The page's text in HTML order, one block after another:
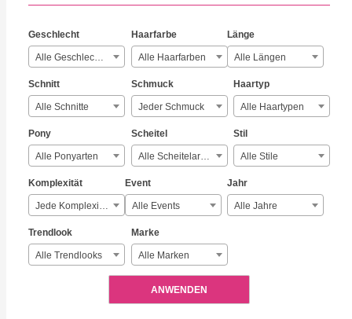
Geschlecht
Alle Geschlechter
Haarfarbe
Alle Haarfarben
Länge
Alle Längen
Schnitt
Alle Schnitte
Schmuck
Jeder Schmuck
Haartyp
Alle Haartypen
Pony
Alle Ponyarten
Scheitel
Alle Scheitelarten
Stil
Alle Stile
Komplexität
Jede Komplexität
Event
Alle Events
Jahr
Alle Jahre
Trendlook
Alle Trendlooks
Marke
Alle Marken
ANWENDEN